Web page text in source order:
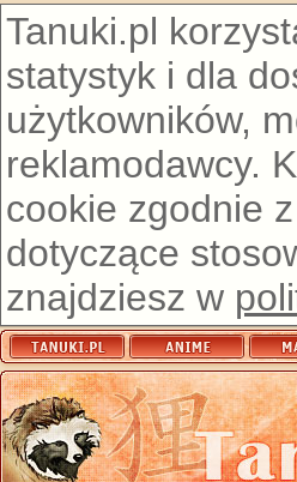
Tanuki.pl
statystyk i dla
użytkowników,
reklamodawcy.
cookie zgodnie
dotyczące
znajdziesz w